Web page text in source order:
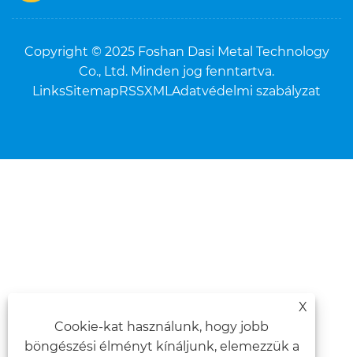
Copyright © 2025 Foshan Dasi Metal Technology
Co., Ltd. Minden jog fenntartva.
LinksSitemap RSSXMLAdatvédelmi szabályzat
X
Cookie-kat használunk, hogy jobb
böngészési élményt kínáljunk, elemezzük a